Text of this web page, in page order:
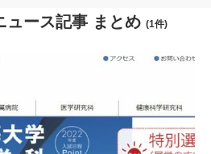
CREDITS JOURNAL
MANAGEMENT JOURNAL
JOURNAL
JOURNAL
ース記事 まとめ (1件)